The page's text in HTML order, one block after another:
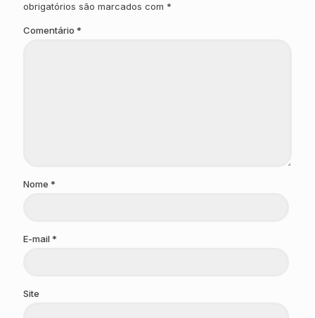
obrigatórios são marcados com *
Comentário *
Nome *
E-mail*
Site